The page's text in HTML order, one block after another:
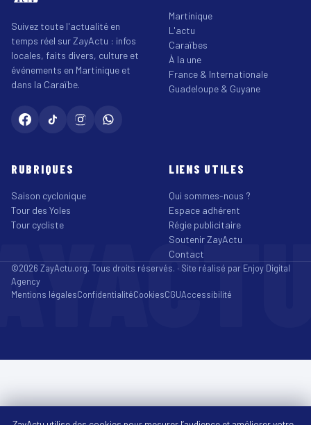
Suivez toute l'actualité en
temps réel sur ZayActu : infos
locales, faits divers, culture et
événements en Martinique et
dans la Caraïbe.
Martinique
L'actu
Caraïbes
À la une
France & Internationale
Guadeloupe & Guyane
RUBRIQUES
Saison cyclonique
Tour des Yoles
Tour cycliste
LIENS UTILES
Qui sommes-nous ?
Espace adhérent
Régie publicitaire
Soutenir ZayActu
Contact
©2026 ZayActu.org. Tous droits réservés. · Site réalisé par Enjoy Digital
Agency
Mentions légalesConfidentialitéCookiesCGUAccessibilité